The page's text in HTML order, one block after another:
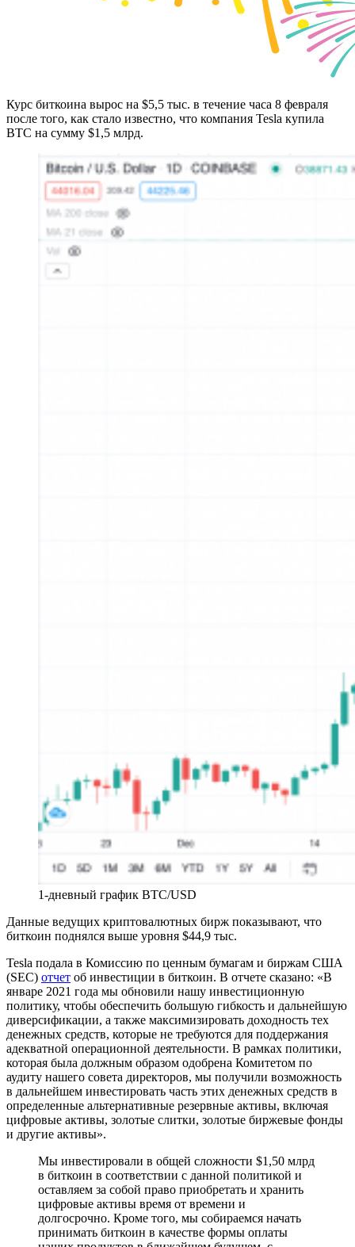
Курс биткоина вырос на $5,5 тыс. в течение часа 8 февраля
после того, как стало известно, что компания Tesla купила
BTC на сумму $1,5 млрд.
1-дневный график BTC/USD
Данные ведущих криптовалютных бирж показывают, что
биткоин поднялся выше уровня $44,9 тыс.
Tesla подала в Комиссию по ценным бумагам и биржам США
(SEC) отчет об инвестиции в биткоин. В отчете сказано: «В
январе 2021 года мы обновили нашу инвестиционную
политику, чтобы обеспечить большую гибкость и дальнейшую
диверсификации, а также максимизировать доходность тех
денежных средств, которые не требуются для поддержания
адекватной операционной деятельности. В рамках политики,
которая была должным образом одобрена Комитетом по
аудиту нашего совета директоров, мы получили возможность
в дальнейшем инвестировать часть этих денежных средств в
определенные альтернативные резервные активы, включая
цифровые активы, золотые слитки, золотые биржевые фонды
и другие активы».
Мы инвестировали в общей сложности $1,50 млрд
в биткоин в соответствии с данной политикой и
оставляем за собой право приобретать и хранить
цифровые активы время от времени и
долгосрочно. Кроме того, мы собираемся начать
принимать биткоин в качестве формы оплаты